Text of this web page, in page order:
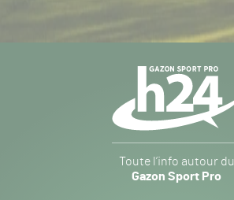
Sport
Pro
Toute l’info autour du
Gazon Sport Pro